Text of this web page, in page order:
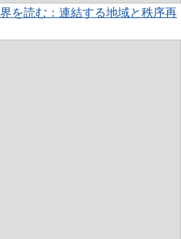
を読む：連結する地域と秩序再